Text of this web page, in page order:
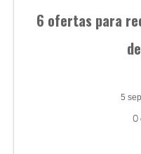
6 ofertas para
5
0